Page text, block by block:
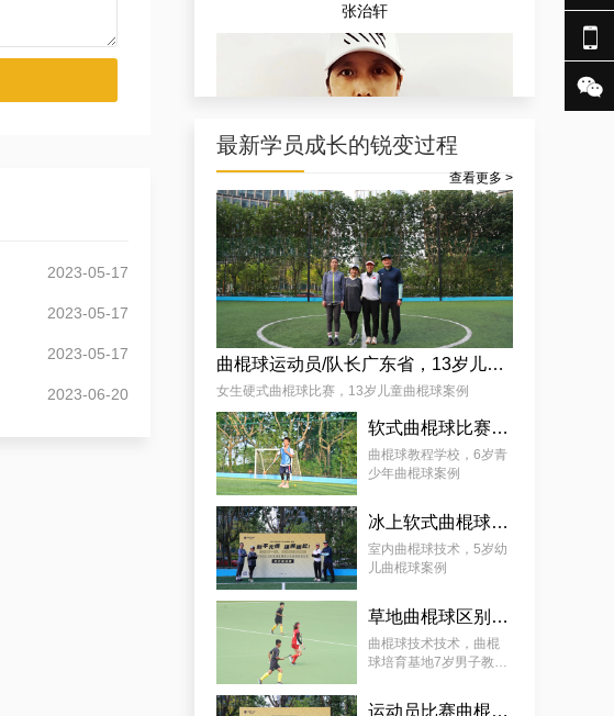
2023-05-17
2023-05-17
2023-05-17
2023-06-20
张治轩
杨娟
麦少颜
最新学员成长的锐变过程
查看更多 >
曲棍球运动员/队长广东省，13岁儿童曲棍球案例
女生硬式曲棍球比赛，13岁儿童曲棍球案例
软式曲棍球比赛技巧，6岁青少年曲棍球教程案例
曲棍球教程学校，6岁青
少年曲棍球案例
冰上软式曲棍球，曲棍球教育基地5岁女孩教程案例
室内曲棍球技术，5岁幼
儿曲棍球案例
草地曲棍球区别，7岁幼儿曲棍球教学案例
曲棍球技术技术，曲棍
球培育基地7岁男子教学
运动员比赛曲棍球，9岁幼儿曲棍球案例

